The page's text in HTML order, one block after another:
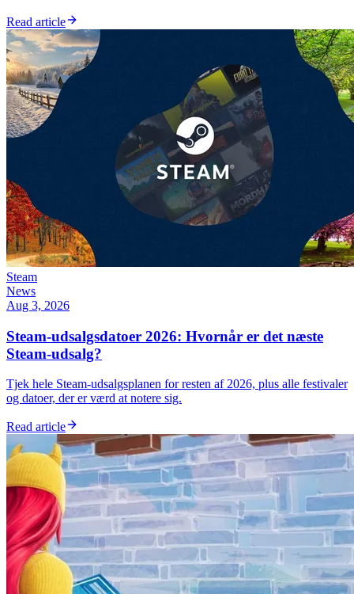
Read article
Steam
News
Aug 3, 2026
Steam-udsalgsdatoer 2026: Hvornår er det næste
Steam-udsalg?
Tjek hele Steam-udsalgsplanen for resten af 2026, plus alle festivaler
og datoer, der er værd at notere sig.
Read article